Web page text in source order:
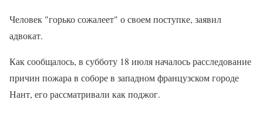
Человек "горько сожалеет" о своем поступке, заявил
адвокат.
Как сообщалось, в субботу 18 июля началось расследование
причин пожара в соборе в западном французском городе
Нант, его рассматривали как поджог.